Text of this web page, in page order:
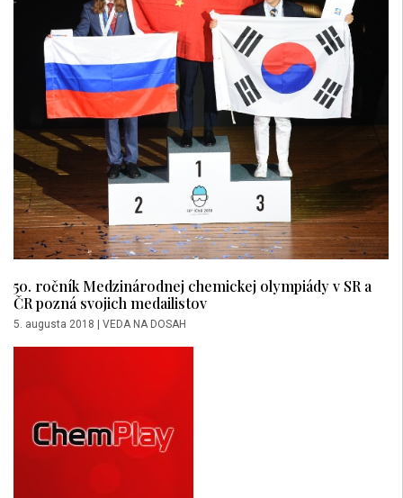
50. ročník Medzinárodnej chemickej olympiády v SR a
ČR pozná svojich medailistov
5. augusta 2018 VEDA NA DOSAH